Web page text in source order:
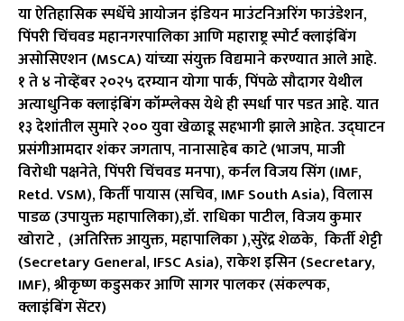
या ऐतिहासिक स्पर्धेचे आयोजन इंडियन माउंटनिअरिंग फाउंडेशन,
पिंपरी चिंचवड महानगरपालिका आणि महाराष्ट्र स्पोर्ट क्लाइंबिंग
असोसिएशन (MSCA) यांच्या संयुक्त विद्यमाने करण्यात आले आहे.
१ ते ४ नोव्हेंबर २०२५ दरम्यान योगा पार्क, पिंपळे सौदागर येथील
अत्याधुनिक क्लाइंबिंग कॉम्प्लेक्स येथे ही स्पर्धा पार पडत आहे. यात
१३ देशांतील सुमारे २०० युवा खेळाडू सहभागी झाले आहेत. उद्घाटन
प्रसंगीआमदार शंकर जगताप, नानासाहेब काटे (भाजप, माजी
विरोधी पक्षनेते, पिंपरी चिंचवड मनपा), कर्नल विजय सिंग (IMF,
Retd. VSM), किर्ती पायास (सचिव, IMF South Asia), विलास
पाडळ (उपायुक्त महापालिका),डॉ. राधिका पाटील, विजय कुमार
खोराटे , (अतिरिक्त आयुक्त, महापालिका ),सुरेंद्र शेळके, किर्ती शेट्टी
(Secretary General, IFSC Asia), राकेश इसिन (Secretary,
IMF), श्रीकृष्ण कडुसकर आणि सागर पालकर (संकल्पक,
क्लाइंबिंग सेंटर)